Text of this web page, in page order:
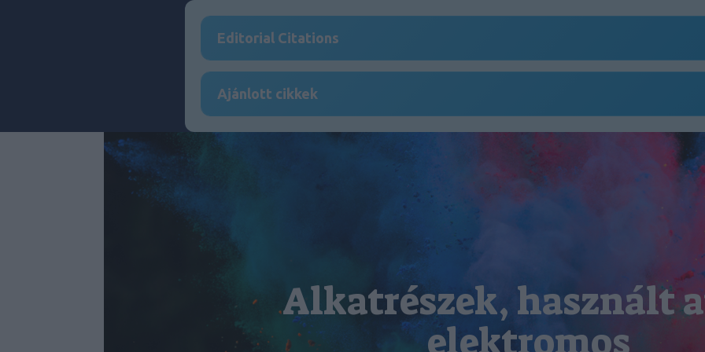
Editorial Citations
Ajánlott cikkek
Alkatrészek, használt